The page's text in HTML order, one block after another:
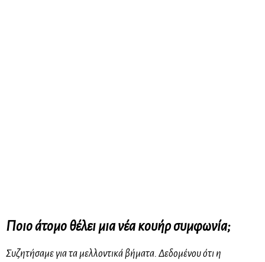
Ποιο άτομο θέλει μια νέακουήρσυμφωνία;
Συζητήσαμε για τα μελλοντικά βήματα. Δεδομένου ότι η